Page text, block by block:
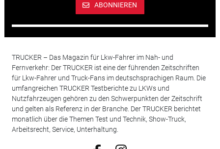
ABONNIEREN
TRUCKER – Das Magazin für Lkw-Fahrer im Nah- und
Fernverkehr: Der TRUCKER ist eine der führenden Zeitschriften
für Lkw-Fahrer und Truck-Fans im deutschsprachigen Raum. Die
umfangreichen TRUCKER Testberichte zu LKWs und
Nutzfahrzeugen gehören zu den Schwerpunkten der Zeitschrift
und gelten als Referenz in der Branche. Der TRUCKER berichtet
monatlich über die Themen Test und Technik, Show-Truck,
Arbeitsrecht, Service, Unterhaltung.